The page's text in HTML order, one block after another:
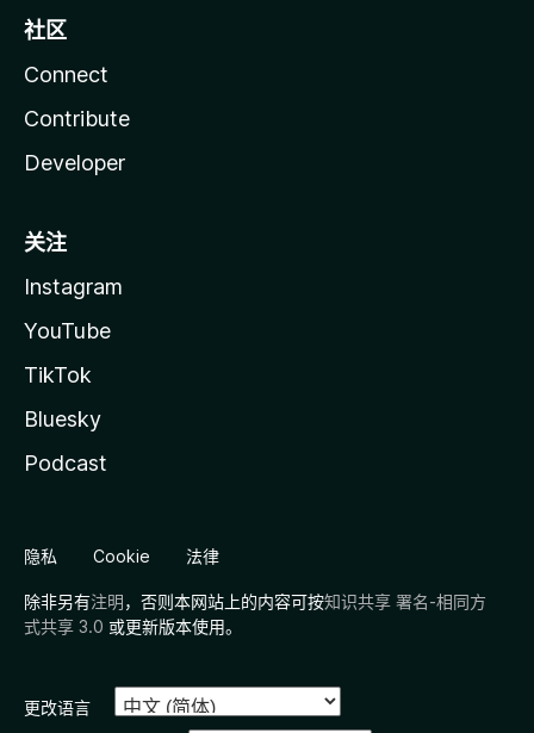
社区
Connect
Contribute
Developer
关注
Instagram
YouTube
TikTok
Bluesky
Podcast
隐私 Cookie 法律
除非另有注明，否则本网站上的内容可按知识共享 署名-相同方
式共享 3.0 或更新版本使用。
更改语言